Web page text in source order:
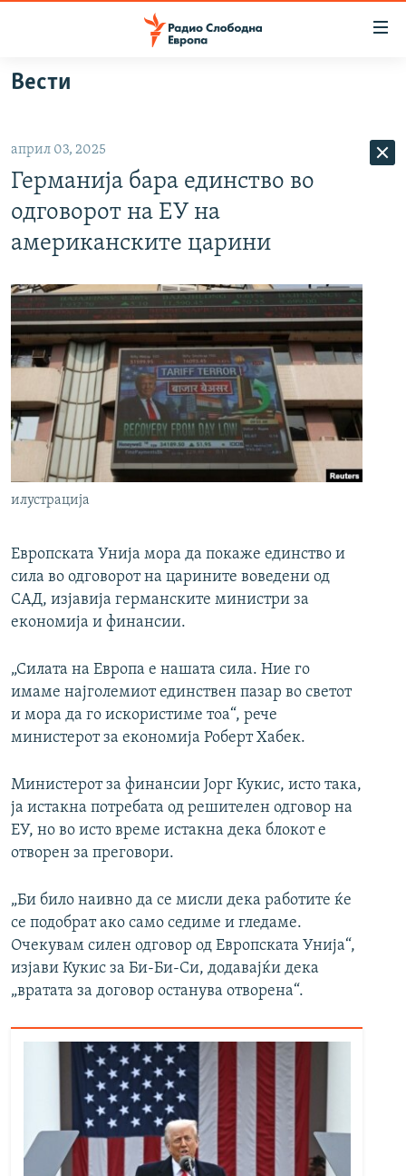
Оди
на
главната
навигација
на
ВИЗУЕЛНО
ВЕСТИ
ШТО ТРЕБА ДА ЗНАЕТЕ
ПРИЈАВИ СЕ ЗА ЊУЗЛЕТЕР
ПОДКАСТ ЗОШТО?
СЛЕДЕТЕ НЕ
РСЕ веб страници
Вести
април 03, 2025
Германија бара единство во
одговорот на ЕУ на
американските царини
илустрација
Европската Унија мора да покаже единство и
сила во одговорот на царините воведени од
САД, изјавија германските министри за
економија и финансии.
„Силата на Европа е нашата сила. Ние го
имаме најголемиот единствен пазар во светот
и мора да го искористиме тоа“, рече
министерот за економија Роберт Хабек.
Министерот за финансии Јорг Кукис, исто така,
ја истакна потребата од решителен одговор на
ЕУ, но во исто време истакна дека блокот е
отворен за преговори.
„Би било наивно да се мисли дека работите ќе
се подобрат ако само седиме и гледаме.
Очекувам силен одговор од Европската Унија“,
изјави Кукис за Би-Би-Си, додавајќи дека
„вратата за договор останува отворена“.